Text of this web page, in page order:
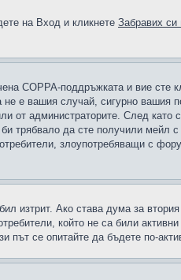
на Вход и кликнете Забравих си
COPPA-поддръжката и вие сте
не е вашия случай, сигурно вашия
от администраторите. След като
трябвало да сте получили мейл с
злоупотребяващи с
изтрит. Ако става дума за
който не са били активни
път се опитайте да бъдете по-